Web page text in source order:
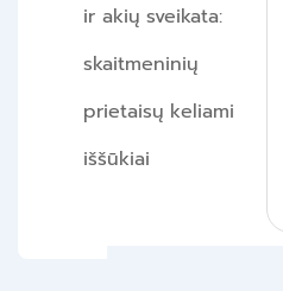
įrašų
ir akių sveikata:
skaitmeninių
prietaisų keliami
iššūkiai